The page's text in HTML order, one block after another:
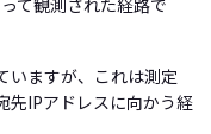
いますが、これは測定
先IPアドレスに向かう経